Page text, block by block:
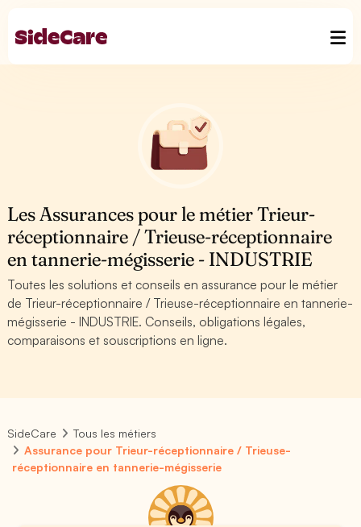
Les Assurances pour le métier Trieur-
réceptionnaire / Trieuse-réceptionnaire
en tannerie-mégisserie - INDUSTRIE
Toutes les solutions et conseils en assurance pour le métier
de Trieur-réceptionnaire / Trieuse-réceptionnaire en tannerie-
mégisserie - INDUSTRIE. Conseils, obligations légales,
comparaisons et souscriptions en ligne.
SideCare
Tous les métiers
Assurance pour Trieur-réceptionnaire / Trieuse-
réceptionnaire en tannerie-mégisserie